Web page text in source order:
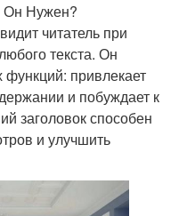
Он Нужен?
читатель при
текста. Он
привлекает
и побуждает к
заголовок способен
и улучшить